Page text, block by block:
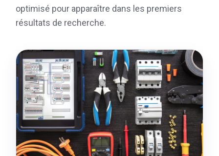
optimisé pour apparaître dans les premiers
résultats de recherche.